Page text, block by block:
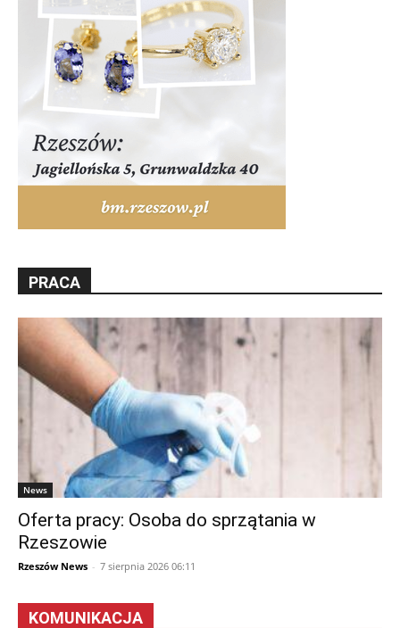
PRACA
News
Oferta pracy: Osoba do sprzątania w
Rzeszowie
Rzeszów News - 7 sierpnia 2026 06:11
KOMUNIKACJA